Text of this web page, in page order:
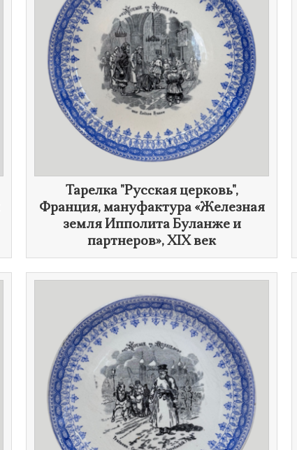
Тарелка "Русская церковь",
Франция, мануфактура «Железная
земля Ипполита Буланже и
партнеров», XIX век